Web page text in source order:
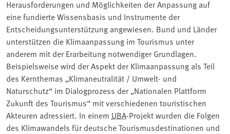
Herausforderungen und Möglichkeiten der Anpassung auf
eine fundierte Wissensbasis und Instrumente der
Entscheidungsunterstützung angewiesen. Bund und Länder
unterstützen die Klimaanpassung im Tourismus unter
anderem mit der Erarbeitung notwendiger Grundlagen.
Beispielsweise wird der Aspekt der Klimaanpassung als Teil
des Kernthemas „Klimaneutralität / Umwelt- und
Naturschutz“ im Dialogprozess der „Nationalen Plattform
Zukunft des Tourismus“ mit verschiedenen touristischen
Akteuren adressiert. In einem UBA-Projekt wurden die Folgen
des Klimawandels für deutsche Tourismusdestinationen und